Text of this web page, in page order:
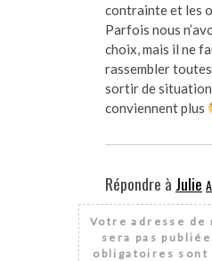
contrainte et les
Parfois nous
choix, mais il ne
rassembler
sortir de
conviennent plus
Répondre à Julie
Votre adresse de
sera pas publiée.
obligatoires sont